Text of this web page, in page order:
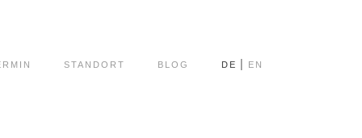
STANDORT BLOG DE EN